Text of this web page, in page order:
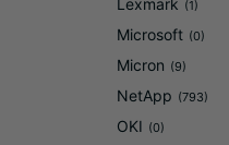
Lexmark (1)
Microsoft (0)
Micron (9)
NetApp (793)
OKI (0)